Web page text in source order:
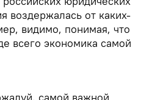
воздержалась от каких-
видимо, понимая, что
всего экономика самой
самой важной